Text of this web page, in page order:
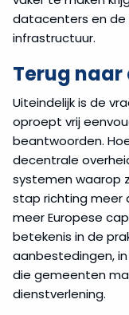
datacenters en de
infrastructuur.
Terug
Uiteindelijk is de
oproept vrij
beantwoorden.
decentrale
systemen waarop
stap richting meer
meer Europese
betekenis in de
aanbestedingen,
die gemeenten
dienstverlening.